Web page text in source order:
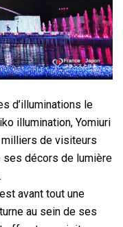
d’illuminations le
illumination, Yomiuri
milliers de visiteurs
ses décors de lumière
avant tout une
au sein de ses